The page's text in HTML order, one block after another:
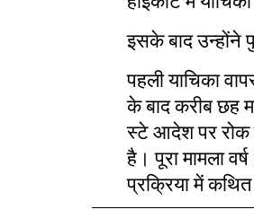
इसके बाद उन्होंने
पहली याचिका
के बाद करीब छह
स्टे आदेश पर रोक
है। पूरा मामला वर्ष
प्रक्रिया में